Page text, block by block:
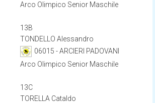
Arco Olimpico Senior Maschile
13B
TONDELLO Alessandro
06015 - ARCIERI PADOVANI
Arco Olimpico Senior Maschile
13C
TORELLA Cataldo